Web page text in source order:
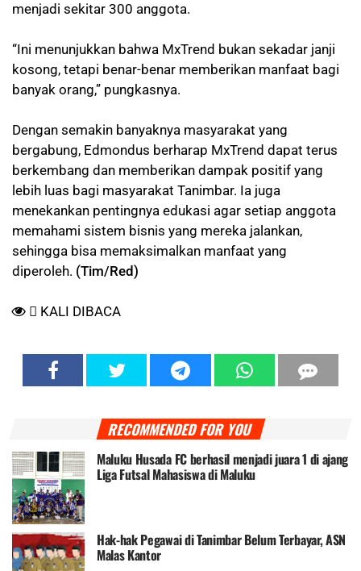
menjadi sekitar 300 anggota.
“Ini menunjukkan bahwa MxTrend bukan sekadar janji
kosong, tetapi benar-benar memberikan manfaat bagi
banyak orang,” pungkasnya.
Dengan semakin banyaknya masyarakat yang
bergabung, Edmondus berharap MxTrend dapat terus
berkembang dan memberikan dampak positif yang
lebih luas bagi masyarakat Tanimbar. Ia juga
menekankan pentingnya edukasi agar setiap anggota
memahami sistem bisnis yang mereka jalankan,
sehingga bisa memaksimalkan manfaat yang
diperoleh. (Tim/Red)
KALI DIBACA
RECOMMENDED FOR YOU
Maluku Husada FC berhasil menjadi juara 1 di ajang
Liga Futsal Mahasiswa di Maluku
Hak-hak Pegawai di Tanimbar Belum Terbayar, ASN
Malas Kantor